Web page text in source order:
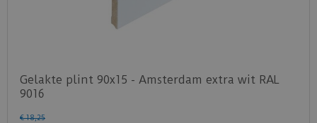
Gelakte plint 90x15 - Amsterdam extra wit RAL
9016
€ 18,25